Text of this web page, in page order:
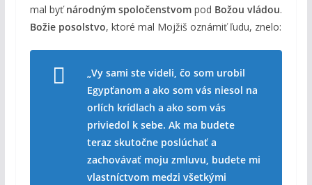
mal byťnárodným spoločenstvom pod Božou vládou.
Božie posolstvo, ktoré mal Mojžiš oznámiť ľudu, znelo:
„Vy sami ste videli, čo som urobil
Egypťanom a ako som vás niesol na
orlích krídlach a ako som vás
priviedol k sebe. Ak ma budete
teraz skutočne poslúchať a
zachovávať moju zmluvu, budete mi
vlastníctvom medzi všetkými